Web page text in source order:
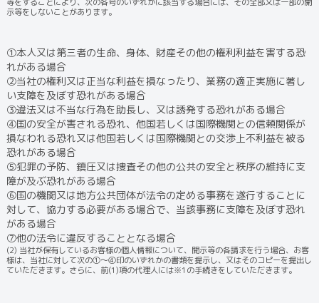
示等をしないことがあります。
①本人又は第三者の生命、身体、財産その他の権利利益を害する恐
れがある場合
②当社の権利又は正当な利益を損なったり、業務の適正実施に著し
い支障を及ぼす恐れがある場合
③違法又は不当な行為を助長し、又は誘発する恐れがある場合
④国の安全が害される恐れ、他国若しくは国際機関との信頼関係が
損なわれる恐れ又は他国若しくは国際機関との交渉上不利益を被る
恐れがある場合
⑤犯罪の予防、鎮圧又は捜査その他の公共の安全と秩序の維持に支
障が及ぶ恐れがある場合
⑥国の機関又は地方公共団体が法令の定める事務を遂行することに
対して、協力する必要がある場合で、当該事務に支障を及ぼす恐れ
がある場合
⑦他の法令に違反することとなる場合
(2) 当社が保有しているお客様の個人情報について、開示等の各請求を行う場合、お客
様は、当社に対して次の①～④印のいずれかの書類を提示し、又はそのコピーを提出し
ていただきます。さらに、前(1)項の代理人には※1の手続きをしていただきます。